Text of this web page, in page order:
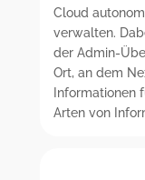
Cloud
verwalten.
der Admin-
Ort, an dem
Informationen
Arten von